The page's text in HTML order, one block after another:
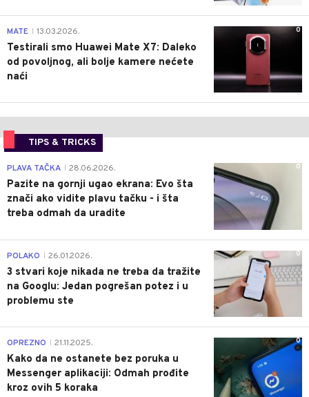
0
MATE 13.03.2026.
Testirali smo Huawei Mate X7: Daleko
od povoljnog, ali bolje kamere nećete
naći
TIPS & TRICKS
0
PLAVA TAČKA 28.06.2026.
Pazite na gornji ugao ekrana: Evo šta
znači ako vidite plavu tačku - i šta
treba odmah da uradite
0
POLAKO 26.01.2026.
3 stvari koje nikada ne treba da tražite
na Googlu: Jedan pogrešan potez i u
problemu ste
0
OPREZNO 21.11.2025.
Kako da ne ostanete bez poruka u
Messenger aplikaciji: Odmah prođite
kroz ovih 5 koraka